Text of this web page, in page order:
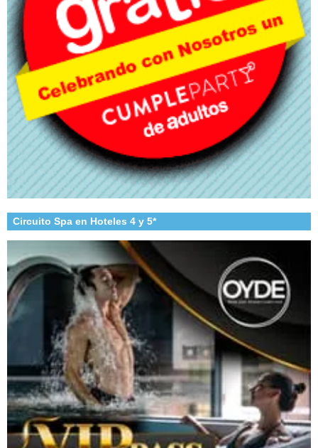
Circuito Spa en Hoteles 4 y 5*